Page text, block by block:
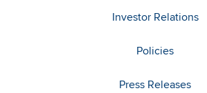
Investor Relations
Policies
Press Releases